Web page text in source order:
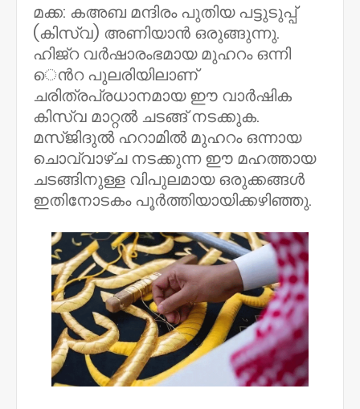
മക്ക: കഅബ മന്ദിരം പുതിയ പട്ടുടുപ്പ്
(കിസ്‌വ) അണിയാൻ ഒരുങ്ങുന്നു.
ഹിജ്റ വർഷാരംഭമായ മുഹറം ഒന്നി​
െൻറ പുലരിയിലാണ്
ചരിത്രപ്രധാനമായ ഈ വാർഷിക
കിസ്‌വ മാറ്റൽ ചടങ്ങ് നടക്കുക.
മസ്ജിദുൽ ഹറാമിൽ മുഹറം ഒന്നായ
ചൊവ്വാഴ്​ച നടക്കുന്ന ഈ മഹത്തായ
ചടങ്ങിനുള്ള വിപുലമായ ഒരുക്കങ്ങൾ
ഇതിനോടകം പൂർത്തിയായിക്കഴിഞ്ഞു.